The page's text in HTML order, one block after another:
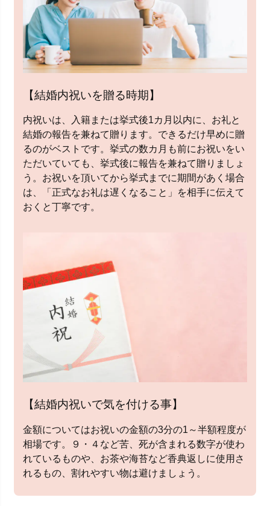
【結婚内祝いを贈る時期】
内祝いは、入籍または挙式後1カ月以内に、お礼と
結婚の報告を兼ねて贈ります。できるだけ早めに贈
るのがベストです。挙式の数カ月も前にお祝いをい
ただいていても、挙式後に報告を兼ねて贈りましょ
う。お祝いを頂いてから挙式までに期間があく場合
は、「正式なお礼は遅くなること」を相手に伝えて
おくと丁寧です。
【結婚内祝いで気を付ける事】
金額についてはお祝いの金額の3分の1～半額程度が
相場です。９・４など苦、死が含まれる数字が使わ
れているものや、お茶や海苔など香典返しに使用さ
れるもの、割れやすい物は避けましょう。